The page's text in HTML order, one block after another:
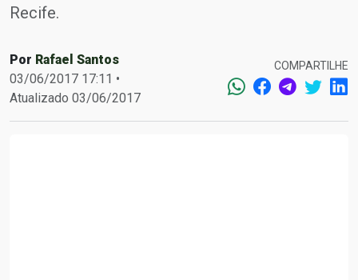
Recife.
Por Rafael Santos
03/06/2017 17:11 •
Atualizado 03/06/2017
COMPARTILHE